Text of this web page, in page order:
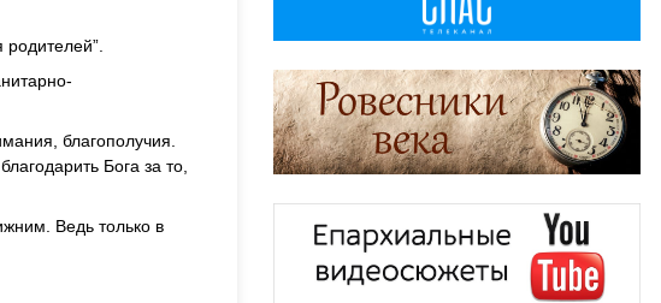
родителей”.
благополучия.
Бога за то,
Ведь только в